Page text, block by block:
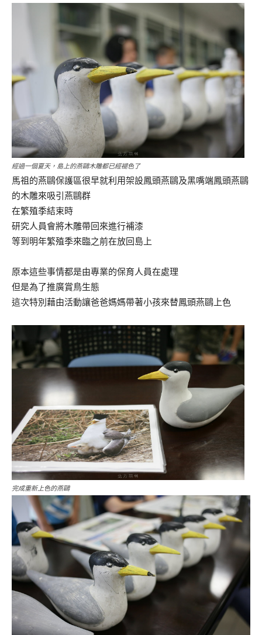
經過一個夏天，島上的燕鷗木雕都已經褪色了
馬祖的燕鷗保護區很早就利用架設鳳頭燕鷗及黑嘴端鳳頭燕鷗
的木雕來吸引燕鷗群
在繁殖季結束時
研究人員會將木雕帶回來進行補漆
等到明年繁殖季來臨之前在放回島上
原本這些事情都是由專業的保育人員在處理
但是為了推廣賞鳥生態
這次特別藉由活動讓爸爸媽媽帶著小孩來替鳳頭燕鷗上色
完成重新上色的燕鷗